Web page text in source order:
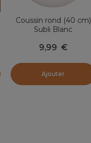
Coussin rond (40 cm)
Subli Blanc
9,99 €
Ajouter